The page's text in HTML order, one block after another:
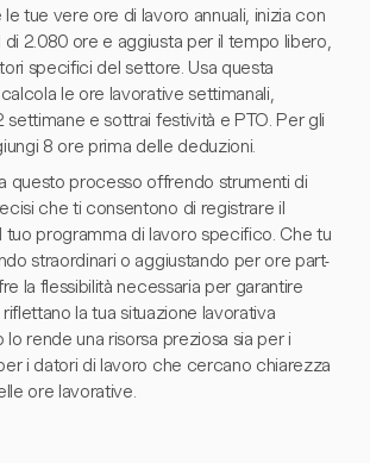
tue vere ore di lavoro annuali, inizia con
di 2.080 ore e aggiusta per il tempo libero,
specifici del settore. Usa questa
le ore lavorative settimanali,
settimane e sottrai festività e PTO. Per gli
8 ore prima delle deduzioni.
questo processo offrendo strumenti di
che ti consentono di registrare il
tuo programma di lavoro specifico. Che tu
straordinari o aggiustando per ore part-
la flessibilità necessaria per garantire
la tua situazione lavorativa
rende una risorsa preziosa sia per i
i datori di lavoro che cercano chiarezza
ore lavorative.